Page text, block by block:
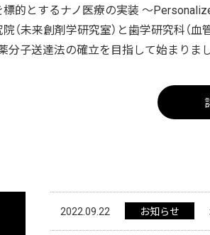
的とするナノ医療の実装 ～
（未来創剤学研究室）と歯学研究科（
分子送達法の確立を目指して始まりまし
2022.09.22 お知らせ